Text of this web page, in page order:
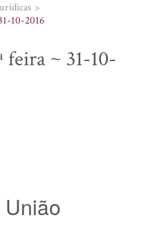
10-2016
feira ~ 31-10-